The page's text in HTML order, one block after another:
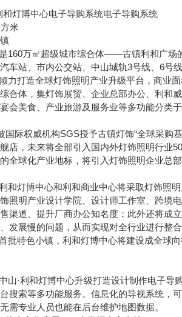
和灯博中心电子导购系统电子导购系统
米
万㎡超级城市综合体——古镇利和广场
车站、市内公交站、中山城轨3号线、6
打造全球灯饰照明产业升级平台，商业面
合体，集灯饰展贸、企业总部办公、利和
会美食、产业旅游及服务业等多功能分类
际权威机构SGS授予古镇灯饰“全球采购
店，未来将全部引入国内外灯饰照明行业
全球化产业地标，将引入灯饰照明企业总
灯博中心和利和商业中心将采取灯饰照明
照明产业设计学院、设计师工作室、跨境
渠道、提升厂商办公知名度；此外还将成
发展慢的问题，从而实现对全行业进行整
特色小镇，利和灯博中心将建设成全球向
·利和灯博中心升级打造设计制作电子导
搜索等多功能服务。信息化的导视系统，
需专业人员也能在后台维护地图数据。